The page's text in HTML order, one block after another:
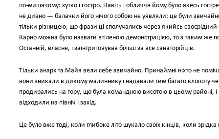
по-мишачому: хутко і гостро. Навіть і обличчя йому було якесь
не дивно — балачки його нічого собою не уявляли: це були
тільки різницею, що фрази ці сполучались через якийсь
Карно можна було назвати втіленою демонстрацією, то з таким же
Останній, власне, і заінтриговував більш за все санаторійців.
Тільки анарх та Майя вели себе звичайно. Принаймні ніхто не
вони зникали в дикому малиннику і надавали тим багато клопоту
продирались на гору, що була командною висотою в цьому районі, і
відходили на північ і захід.
Це було вже тоді, коли глибоке літо шукало своїх кінців, коли